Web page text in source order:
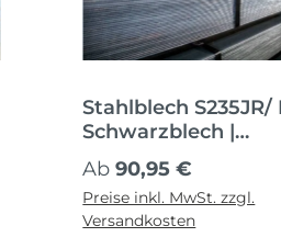
Stahlblech S235JR/
Schwarzblech |
Nachbehandelt
Regulärer Preis:
Ab90,95 €
Preise inkl. MwSt. zzgl.
Versandkosten